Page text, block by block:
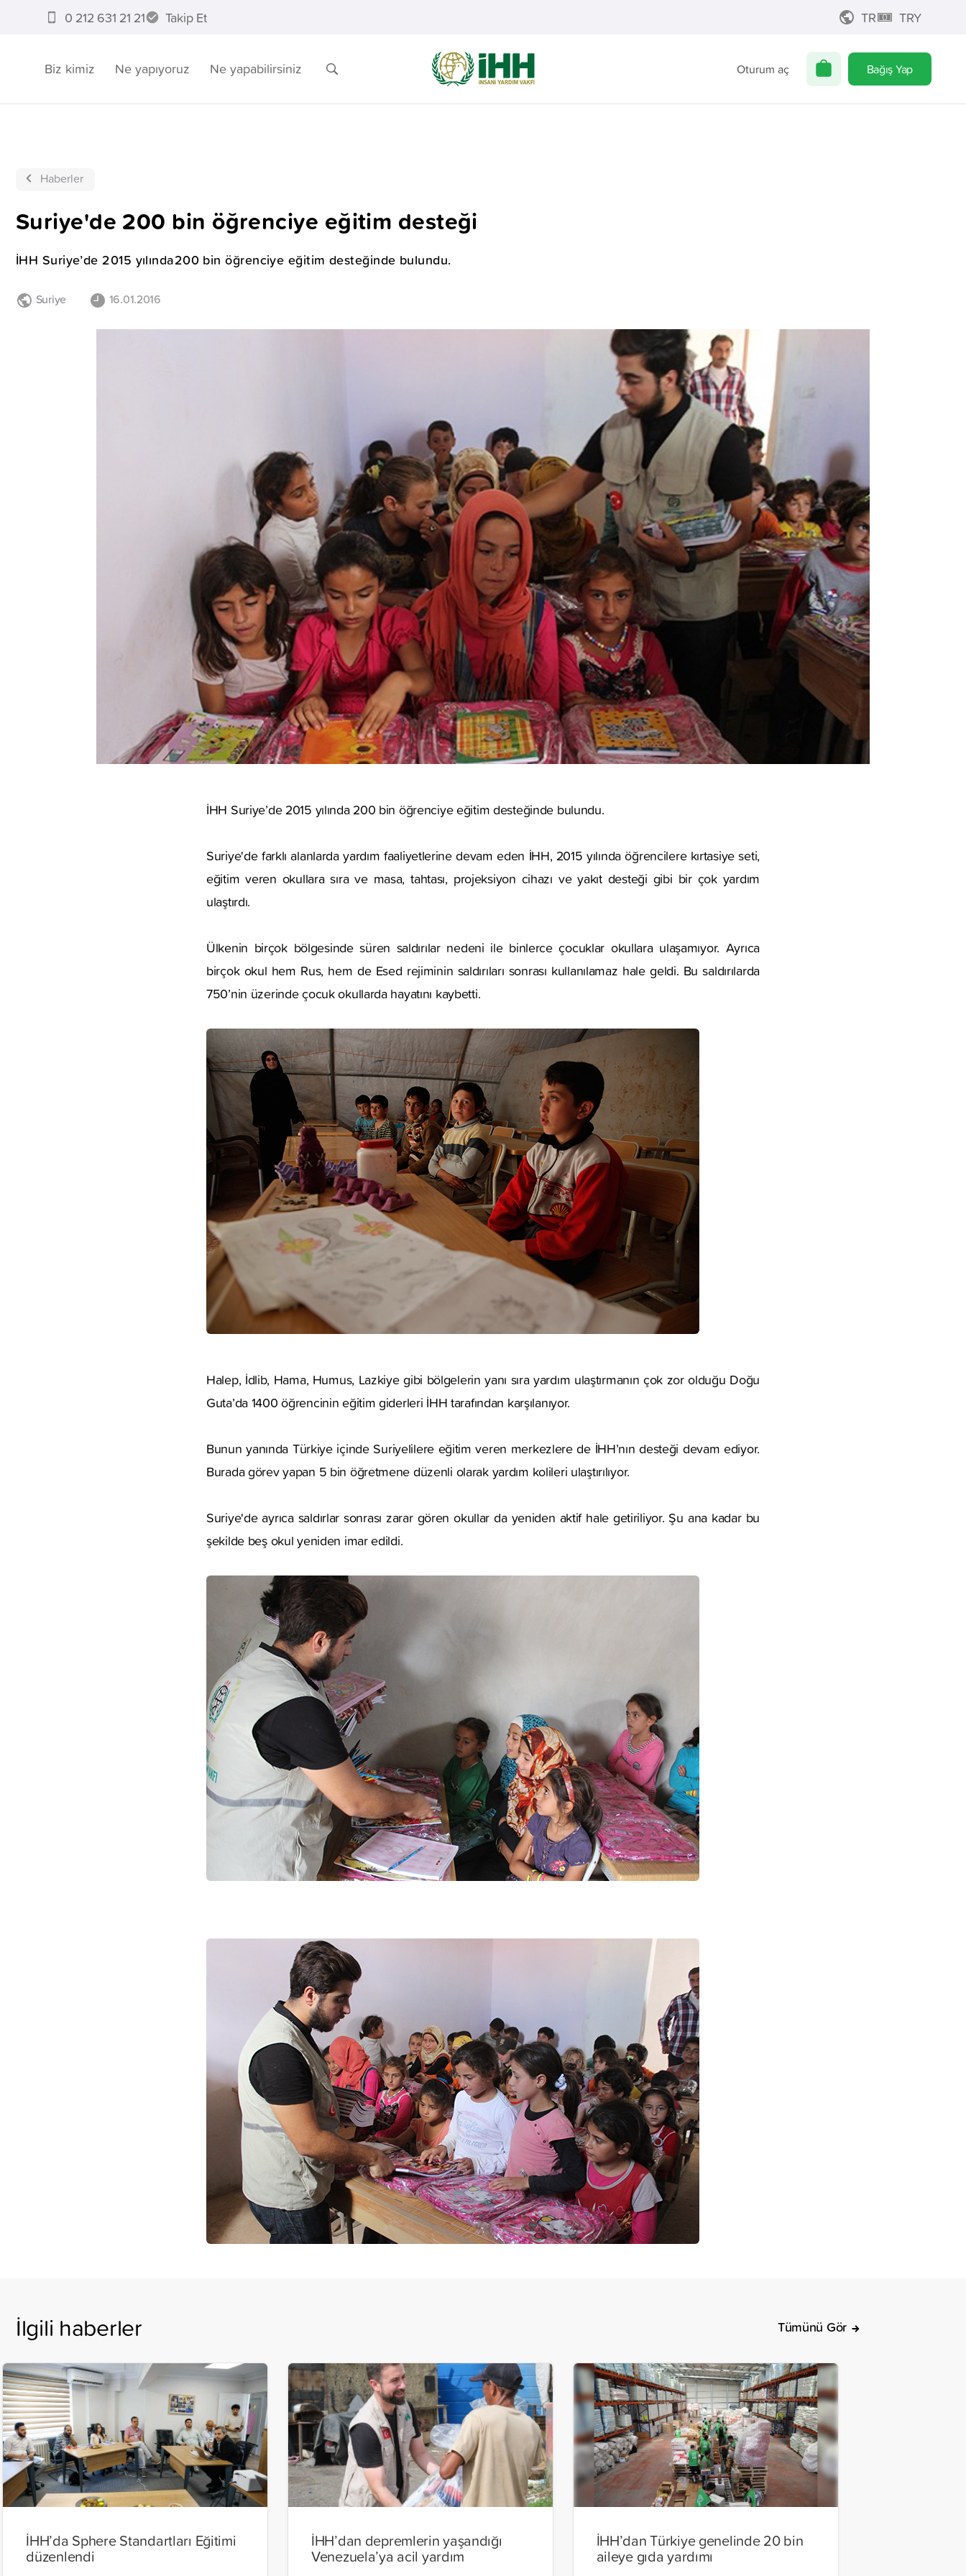
0 212 631 21 21 Takip Et TR TRY
Biz kimiz Ne yapıyoruz Ne yapabilirsiniz Oturum aç Bağış Yap
Haberler
Suriye'de 200 bin öğrenciye eğitim desteği
İHH Suriye’de 2015 yılında200 bin öğrenciye eğitim desteğinde bulundu.
Suriye 16.01.2016
İHH Suriye’de 2015 yılında 200 bin öğrenciye eğitim desteğinde bulundu.
Suriye'de farklı alanlarda yardım faaliyetlerine devam eden İHH, 2015 yılında öğrencilere kırtasiye seti,
eğitim veren okullara sıra ve masa, tahtası, projeksiyon cihazı ve yakıt desteği gibi bir çok yardım
ulaştırdı.
Ülkenin birçok bölgesinde süren saldırılar nedeni ile binlerce çocuklar okullara ulaşamıyor. Ayrıca
birçok okul hem Rus, hem de Esed rejiminin saldırıları sonrası kullanılamaz hale geldi. Bu saldırılarda
750’nin üzerinde çocuk okullarda hayatını kaybetti.
Halep, İdlib, Hama, Humus, Lazkiye gibi bölgelerin yanı sıra yardım ulaştırmanın çok zor olduğu Doğu
Guta’da 1400 öğrencinin eğitim giderleri İHH tarafından karşılanıyor.
Bunun yanında Türkiye içinde Suriyelilere eğitim veren merkezlere de İHH’nın desteği devam ediyor.
Burada görev yapan 5 bin öğretmene düzenli olarak yardım kolileri ulaştırılıyor.
Suriye'de ayrıca saldırlar sonrası zarar gören okullar da yeniden aktif hale getiriliyor. Şu ana kadar bu
şekilde beş okul yeniden imar edildi.
İlgili haberler Tümünü Gör
İHH’da Sphere Standartları Eğitimi
düzenlendi
İHH’dan depremlerin yaşandığı
Venezuela’ya acil yardım
İHH’dan Türkiye genelinde 20 bin
aileye gıda yardımı